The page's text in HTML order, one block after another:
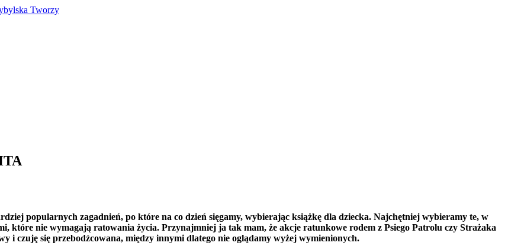
popularnych zagadnień, po które na co dzień sięgamy, wybierając książkę dla dziecka. Najchętniej wybieramy te, w
które nie wymagają ratowania życia. Przynajmniej ja tak mam, że akcje ratunkowe rodem z Psiego Patrolu czy Strażaka
i czuję się przebodźcowana, między innymi dlatego nie oglądamy wyżej wymienionych.